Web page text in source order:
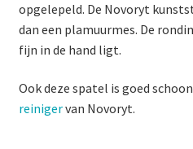
opgelepeld. De Novoryt
dan een plamuurmes. De
fijn in de hand ligt.
Ook deze spatel is goed
reinigervan Novoryt.